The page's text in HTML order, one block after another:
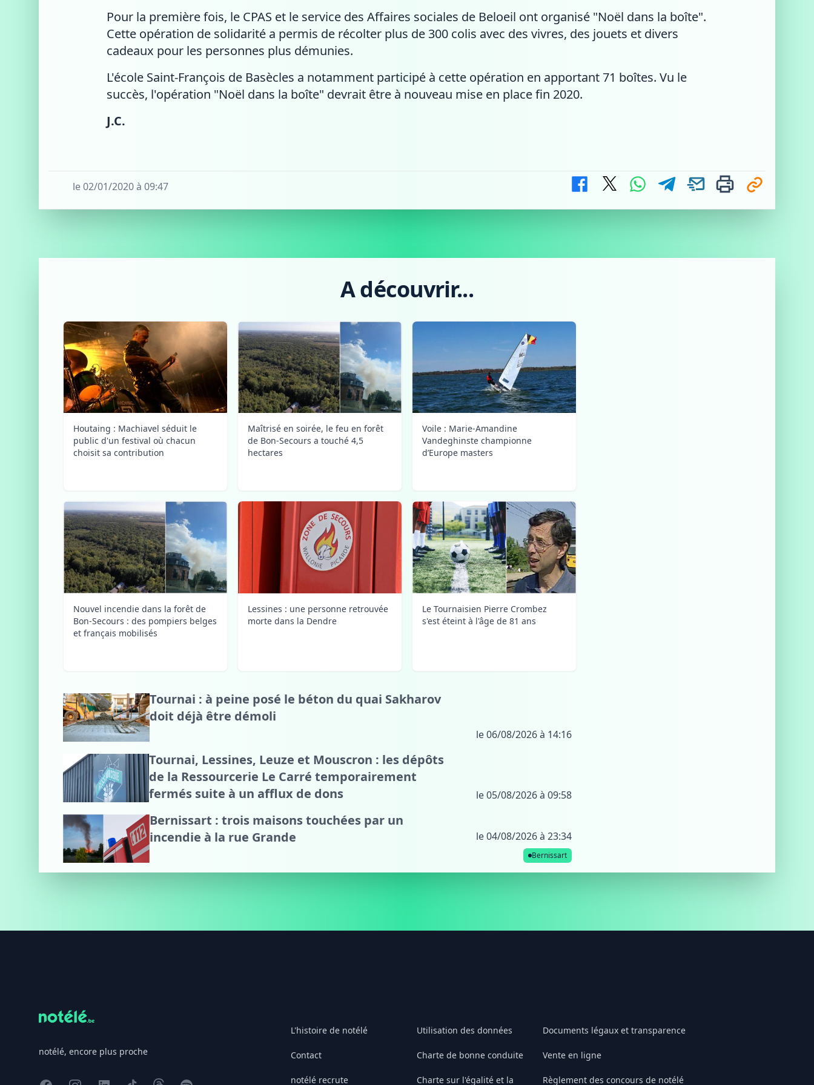
Pour la première fois, le CPAS et le service des Affaires sociales de Beloeil ont organisé "Noël dans la boîte".
Cette opération de solidarité a permis de récolter plus de 300 colis avec des vivres, des jouets et divers
cadeaux pour les personnes plus démunies.
L'école Saint-François de Basècles a notamment participé à cette opération en apportant 71 boîtes. Vu le
succès, l'opération "Noël dans la boîte" devrait être à nouveau mise en place fin 2020.
J.C.
le 02/01/2020 à 09:47
A découvrir...
Houtaing : Machiavel séduit le
public d'un festival où chacun
choisit sa contribution
Maîtrisé en soirée, le feu en forêt
de Bon-Secours a touché 4,5
hectares
Voile : Marie-Amandine
Vandeghinste championne
d’Europe masters
Nouvel incendie dans la forêt de
Bon-Secours : des pompiers belges
et français mobilisés
Lessines : une personne retrouvée
morte dans la Dendre
Le Tournaisien Pierre Crombez
s'est éteint à l'âge de 81 ans
Tournai : à peine posé le béton du quai Sakharov
doit déjà être démoli
le 06/08/2026 à 14:16
Tournai, Lessines, Leuze et Mouscron : les dépôts
de la Ressourcerie Le Carré temporairement
fermés suite à un afflux de dons
le 05/08/2026 à 09:58
Bernissart : trois maisons touchées par un
incendie à la rue Grande
le 04/08/2026 à 23:34
Bernissart
notélé, encore plus proche
L'histoire de notélé
Contact
notélé recrute
Utilisation des données
Charte de bonne conduite
Charte sur l'égalité et la
Documents légaux et transparence
Vente en ligne
Règlement des concours de notélé